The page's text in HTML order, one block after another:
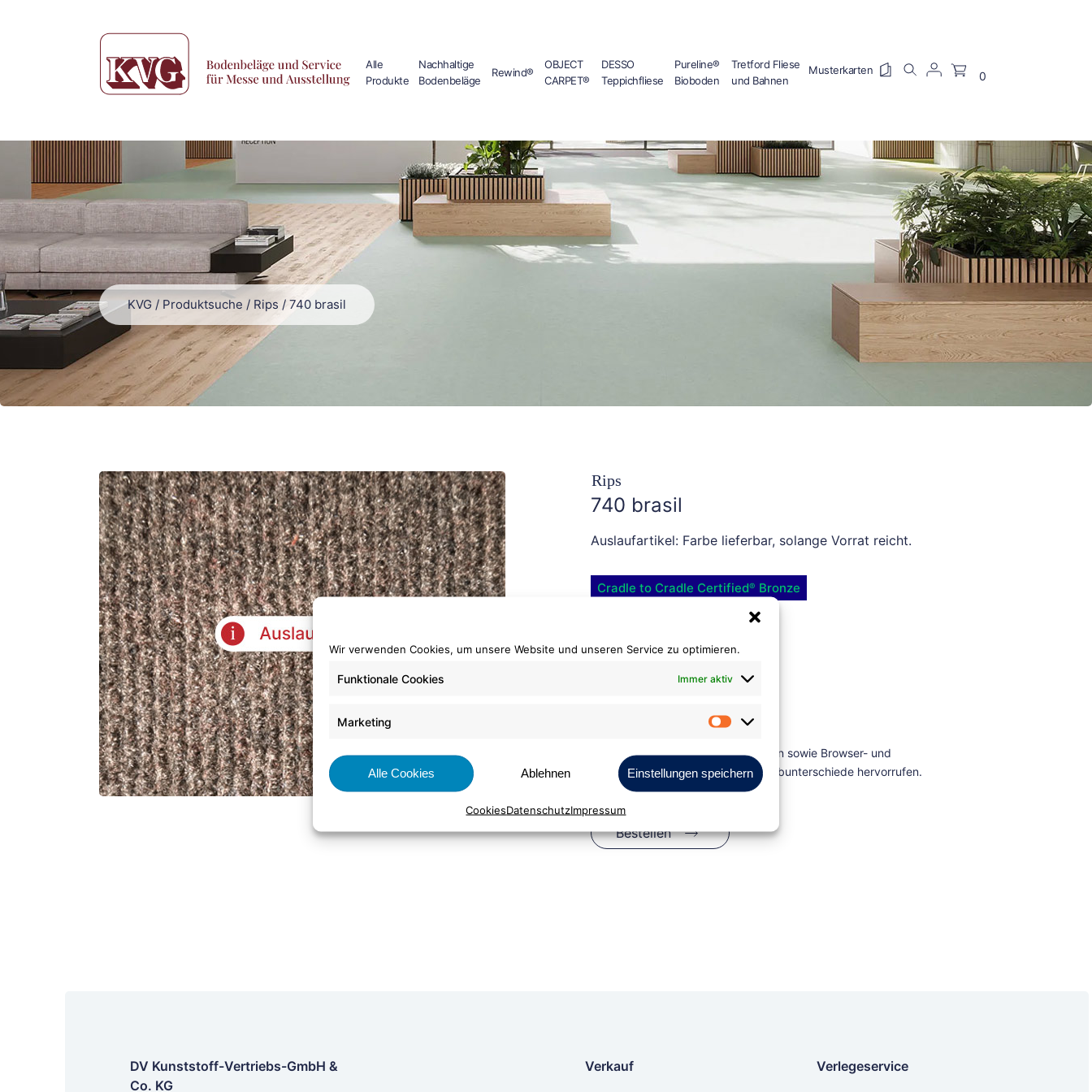
Wir verwenden Cookies, um unsere Website und unseren Service zu optimieren.
Funktionale Cookies Immer aktiv
Marketing Marketing
Alle Cookies Ablehnen Einstellungen speichern
CookiesDatenschutzImpressum
Alle
Produkte
Nachhaltige
Bodenbeläge
Rewind®
OBJECT
CARPET®
DESSO
Teppichfliese
Pureline®
Bioboden
Tretford Fliese
und Bahnen
0
KVG / Produktsuche / Rips / 740 brasil
740 brasil
Auslaufartikel: Farbe lieferbar, solange Vorrat reicht.
Cradle to Cradle Certified® Bronze
Bestellen
Rips
DV Kunststoff-Vertriebs-GmbH &
Co. KG
Verkauf Verlegeservice